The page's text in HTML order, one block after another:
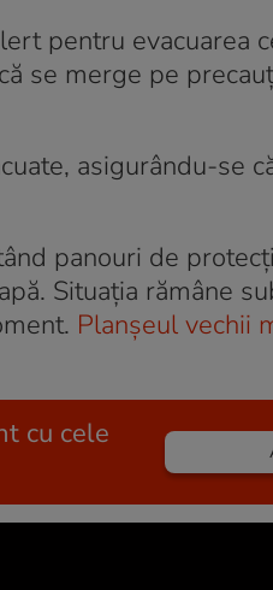
pentru evacuarea
se merge pe
asigurându-se
panouri de
Situaţia rămâne
Planșeul vechii
cu cele